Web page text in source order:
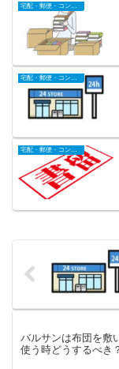
宅配・郵便・コンビ二
宅配・郵便・コンビ二
宅配・郵便・コンビ二
バルサンは布団を敷
使う時どうするべき